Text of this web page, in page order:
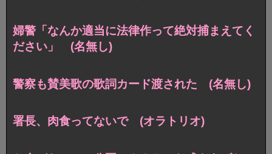
婦警「なんか適当に法律作って絶対捕まえてく
ださい」 (名無し)
警察も賛美歌の歌詞カード渡された (名無し)
署長、肉食ってないで (オラトリオ)